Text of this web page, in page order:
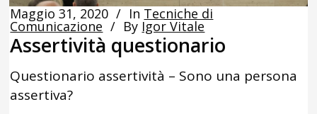
Maggio 31, 2020 In Tecniche di
Comunicazione By Igor Vitale
Assertività questionario
Questionario assertività – Sono una persona
assertiva?